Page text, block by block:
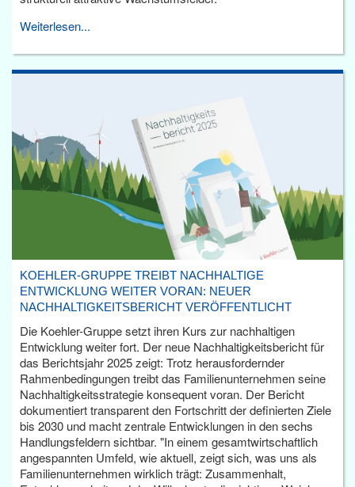
Weiterlesen...
KOEHLER-GRUPPE TREIBT NACHHALTIGE
ENTWICKLUNG WEITER VORAN: NEUER
NACHHALTIGKEITSBERICHT VERÖFFENTLICHT
Die Koehler-Gruppe setzt ihren Kurs zur nachhaltigen
Entwicklung weiter fort. Der neue Nachhaltigkeitsbericht für
das Berichtsjahr 2025 zeigt: Trotz herausfordernder
Rahmenbedingungen treibt das Familienunternehmen seine
Nachhaltigkeitsstrategie konsequent voran. Der Bericht
dokumentiert transparent den Fortschritt der definierten Ziele
bis 2030 und macht zentrale Entwicklungen in den sechs
Handlungsfeldern sichtbar. "In einem gesamtwirtschaftlich
angespannten Umfeld, wie aktuell, zeigt sich, was uns als
Familienunternehmen wirklich trägt: Zusammenhalt,